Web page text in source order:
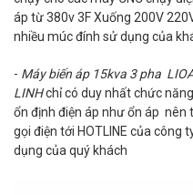
áp từ 380v 3F Xuống 200V
nhiều múc đính sử dụng của
- Máy biến áp 15kva 3 pha
LINHchỉ có duy nhất chức
ổn định điện áp như ổn áp nên
gọi điện tới HOTLINE của công
dụng của quý khách